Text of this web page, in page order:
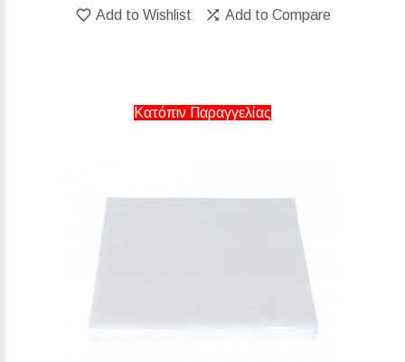
Add to Wishlist Add to Compare
Κατόπιν Παραγγελίας